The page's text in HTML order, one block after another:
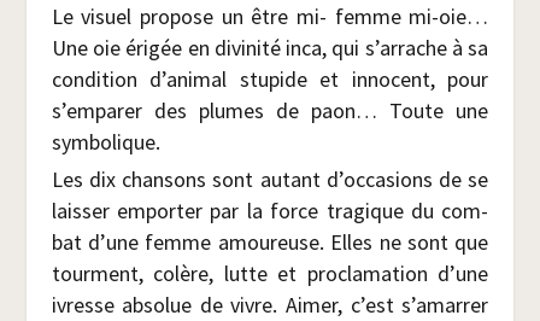
Le visuel pro­pose un être mi- femme mi-oie…
Une oie éri­gée en divi­ni­té inca, qui s’arrache à sa
condi­tion d’animal stu­pide et inno­cent, pour
s’emparer des plumes de paon… Toute une
symbolique.
Les dix chan­sons sont autant d’occasions de se
lais­ser empor­ter par la force tra­gique du com­
bat d’une femme amou­reuse. Elles ne sont que
tour­ment, colère, lutte et pro­cla­ma­tion d’une
ivresse abso­lue de vivre. Aimer, c’est s’amarrer